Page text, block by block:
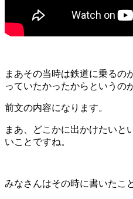
まあその当時は鉄道に乗るの
っていたかったからというの
前文の内容になります。
まあ、どこかに出かけたいと
いことですね。
みなさんはその時に書いたこ